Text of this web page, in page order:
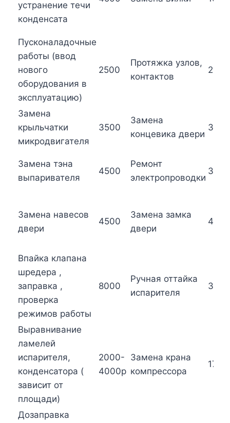
устранение течи
конденсата
Пусконаладочные
работы (ввод
нового
оборудования в
эксплуатацию)
2500
Протяжка узлов,
контактов
2500
Замена
крыльчатки
микродвигателя
3500
Замена
концевика двери
3500
Замена тэна
выпаривателя
4500
Ремонт
электропроводки
3750
Замена навесов
двери
4500
Замена замка
двери
4000
Впайка клапана
шредера ,
заправка ,
проверка
режимов работы
8000
Ручная оттайка
испарителя
3300
Выравнивание
ламелей
испарителя,
конденсатора (
зависит от
площади)
2000-
4000р
Замена крана
компрессора
Дозаправка